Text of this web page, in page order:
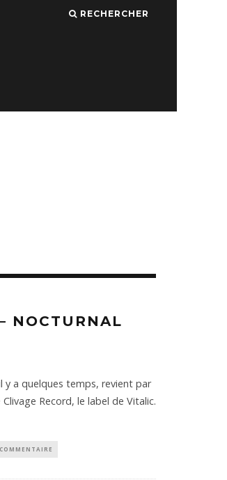
RECHERCHER
NOCTURNAL
y a quelques temps, revient par
Record, le label de Vitalic.